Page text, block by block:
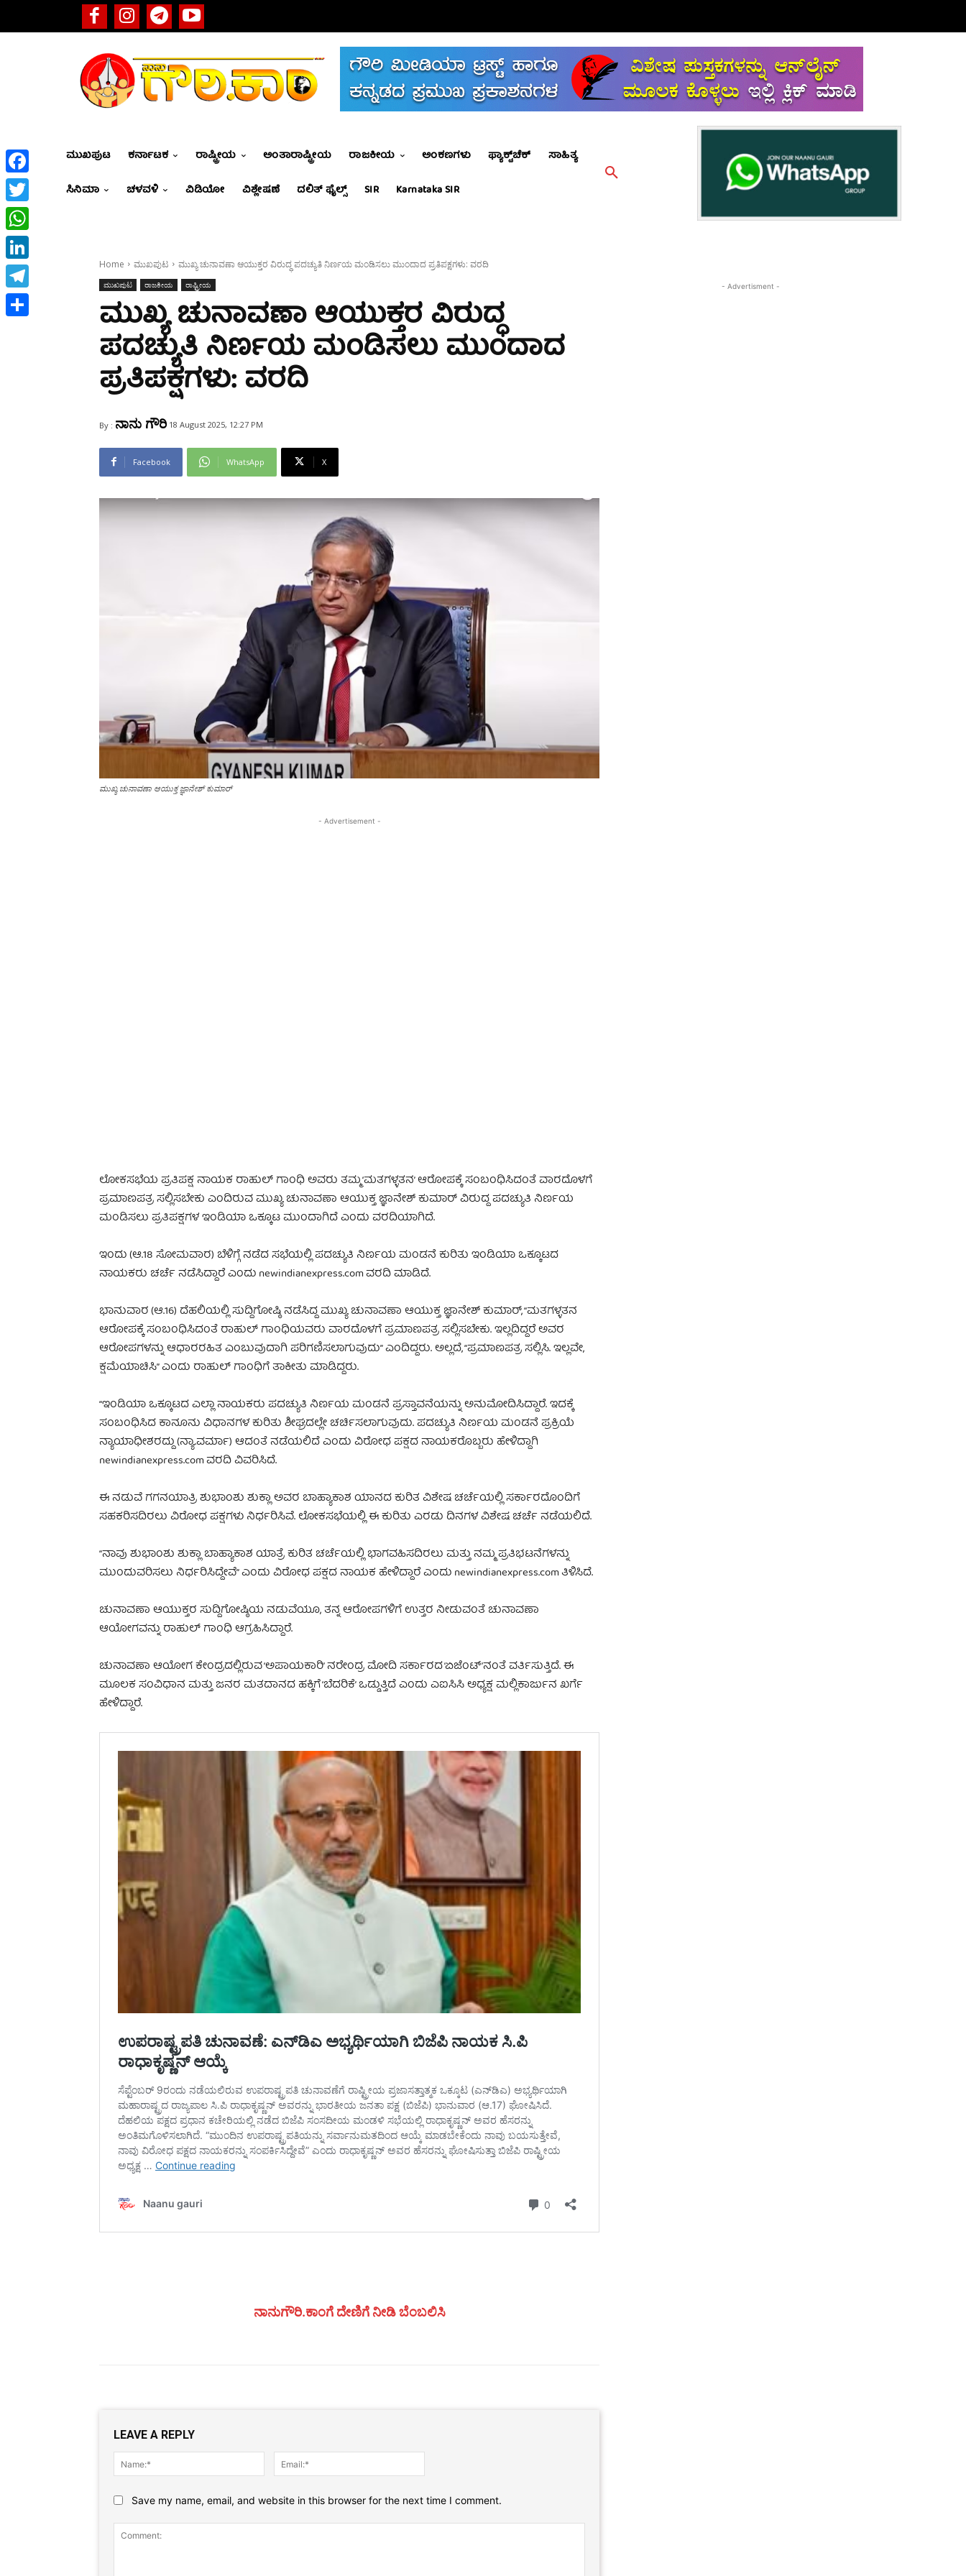
ಮುಖಪುಟ ಕರ್ನಾಟಕ ರಾಷ್ಟ್ರೀಯ ಅಂತಾರಾಷ್ಟ್ರೀಯ ರಾಜಕೀಯ ಅಂಕಣಗಳು ಫ್ಯಾಕ್ಟ್‌ಚೆಕ್
ಸಾಹಿತ್ಯ
ಸಿನಿಮಾ
ಚಳವಳಿ ವಿಡಿಯೋ ವಿಶ್ಲೇಷಣೆ ದಲಿತ್ ಫೈಲ್ಸ್ SIR Karnataka SIR
Home ಮುಖಪುಟ ಮುಖ್ಯ ಚುನಾವಣಾ ಆಯುಕ್ತರ ವಿರುದ್ಧ ಪದಚ್ಯುತಿ ನಿರ್ಣಯ ಮಂಡಿಸಲು ಮುಂದಾದ ಪ್ರತಿಪಕ್ಷಗಳು: ವರದಿ
ಮುಖಪುಟ ರಾಜಕೀಯ ರಾಷ್ಟ್ರೀಯ
ಮುಖ್ಯ ಚುನಾವಣಾ ಆಯುಕ್ತರ ವಿರುದ್ಧ
ಪದಚ್ಯುತಿ ನಿರ್ಣಯ ಮಂಡಿಸಲು ಮುಂದಾದ
ಪ್ರತಿಪಕ್ಷಗಳು: ವರದಿ
By : ನಾನು ಗೌರಿ 18 August 2025, 12:27 PM
Facebook WhatsApp X
ಮುಖ್ಯ ಚುನಾವಣಾ ಆಯುಕ್ತ ಜ್ಞಾನೇಶ್ ಕುಮಾರ್
- Advertisement -
ಲೋಕಸಭೆಯ ಪ್ರತಿಪಕ್ಷ ನಾಯಕ ರಾಹುಲ್ ಗಾಂಧಿ ಅವರು ತಮ್ಮ ‘ಮತಗಳ್ಳತನ’ ಆರೋಪಕ್ಕೆ ಸಂಬಂಧಿಸಿದಂತೆ ವಾರದೊಳಗೆ
ಪ್ರಮಾಣಪತ್ರ ಸಲ್ಲಿಸಬೇಕು ಎಂದಿರುವ ಮುಖ್ಯ ಚುನಾವಣಾ ಆಯುಕ್ತ ಜ್ಞಾನೇಶ್ ಕುಮಾರ್ ವಿರುದ್ದ ಪದಚ್ಯುತಿ ನಿರ್ಣಯ
ಮಂಡಿಸಲು ಪ್ರತಿಪಕ್ಷಗಳ ಇಂಡಿಯಾ ಒಕ್ಕೂಟ ಮುಂದಾಗಿದೆ ಎಂದು ವರದಿಯಾಗಿದೆ.
ಇಂದು (ಆ.18 ಸೋಮವಾರ) ಬೆಳಿಗ್ಗೆ ನಡೆದ ಸಭೆಯಲ್ಲಿ ಪದಚ್ಯುತಿ ನಿರ್ಣಯ ಮಂಡನೆ ಕುರಿತು ಇಂಡಿಯಾ ಒಕ್ಕೂಟದ
ನಾಯಕರು ಚರ್ಚೆ ನಡೆಸಿದ್ದಾರೆ ಎಂದು newindianexpress.com ವರದಿ ಮಾಡಿದೆ.
ಭಾನುವಾರ (ಆ.16) ದೆಹಲಿಯಲ್ಲಿ ಸುದ್ದಿಗೋಷ್ಠಿ ನಡೆಸಿದ್ದ ಮುಖ್ಯ ಚುನಾವಣಾ ಆಯುಕ್ತ ಜ್ಞಾನೇಶ್ ಕುಮಾರ್, “ಮತಗಳ್ಳತನ
ಆರೋಪಕ್ಕೆ ಸಂಬಂಧಿಸಿದಂತೆ ರಾಹುಲ್ ಗಾಂಧಿಯವರು ವಾರದೊಳಗೆ ಪ್ರಮಾಣಪತ್ರ ಸಲ್ಲಿಸಬೇಕು. ಇಲ್ಲದಿದ್ದರೆ ಅವರ
ಆರೋಪಗಳನ್ನು ಆಧಾರರಹಿತ ಎಂಬುವುದಾಗಿ ಪರಿಗಣಿಸಲಾಗುವುದು” ಎಂದಿದ್ದರು. ಅಲ್ಲದೆ, “ಪ್ರಮಾಣಪತ್ರ ಸಲ್ಲಿಸಿ. ಇಲ್ಲವೇ,
ಕ್ಷಮೆಯಾಚಿಸಿ” ಎಂದು ರಾಹುಲ್ ಗಾಂಧಿಗೆ ತಾಕೀತು ಮಾಡಿದ್ದರು.
“ಇಂಡಿಯಾ ಒಕ್ಕೂಟದ ಎಲ್ಲಾ ನಾಯಕರು ಪದಚ್ಯುತಿ ನಿರ್ಣಯ ಮಂಡನೆ ಪ್ರಸ್ತಾವನೆಯನ್ನು ಅನುಮೋದಿಸಿದ್ದಾರೆ. ಇದಕ್ಕೆ
ಸಂಬಂಧಿಸಿದ ಕಾನೂನು ವಿಧಾನಗಳ ಕುರಿತು ಶೀಘ್ರದಲ್ಲೇ ಚರ್ಚಿಸಲಾಗುವುದು. ಪದಚ್ಯುತಿ ನಿರ್ಣಯ ಮಂಡನೆ ಪ್ರಕ್ರಿಯೆ
ನ್ಯಾಯಾಧೀಶರದ್ದು (ನ್ಯಾ.ವರ್ಮಾ) ಆದಂತೆ ನಡೆಯಲಿದೆ ಎಂದು ವಿರೋಧ ಪಕ್ಷದ ನಾಯಕರೊಬ್ಬರು ಹೇಳಿದ್ದಾಗಿ
newindianexpress.com ವರದಿ ವಿವರಿಸಿದೆ.
ಈ ನಡುವೆ ಗಗನಯಾತ್ರಿ ಶುಭಾಂಶು ಶುಕ್ಲಾ ಅವರ ಬಾಹ್ಯಾಕಾಶ ಯಾನದ ಕುರಿತ ವಿಶೇಷ ಚರ್ಚೆಯಲ್ಲಿ ಸರ್ಕಾರದೊಂದಿಗೆ
ಸಹಕರಿಸದಿರಲು ವಿರೋಧ ಪಕ್ಷಗಳು ನಿರ್ಧರಿಸಿವೆ. ಲೋಕಸಭೆಯಲ್ಲಿ ಈ ಕುರಿತು ಎರಡು ದಿನಗಳ ವಿಶೇಷ ಚರ್ಚೆ ನಡೆಯಲಿದೆ.
“ನಾವು ಶುಭಾಂಶು ಶುಕ್ಲಾ ಬಾಹ್ಯಾಕಾಶ ಯಾತ್ರೆ ಕುರಿತ ಚರ್ಚೆಯಲ್ಲಿ ಭಾಗವಹಿಸದಿರಲು ಮತ್ತು ನಮ್ಮ ಪ್ರತಿಭಟನೆಗಳನ್ನು
ಮುಂದುವರಿಸಲು ನಿರ್ಧರಿಸಿದ್ದೇವೆ” ಎಂದು ವಿರೋಧ ಪಕ್ಷದ ನಾಯಕ ಹೇಳಿದ್ದಾರೆ ಎಂದು newindianexpress.com ತಿಳಿಸಿದೆ.
ಚುನಾವಣಾ ಆಯುಕ್ತರ ಸುದ್ದಿಗೋಷ್ಠಿಯ ನಡುವೆಯೂ, ತನ್ನ ಆರೋಪಗಳಿಗೆ ಉತ್ತರ ನೀಡುವಂತೆ ಚುನಾವಣಾ
ಆಯೋಗವನ್ನು ರಾಹುಲ್ ಗಾಂಧಿ ಆಗ್ರಹಿಸಿದ್ದಾರೆ.
ಚುನಾವಣಾ ಆಯೋಗ ಕೇಂದ್ರದಲ್ಲಿರುವ ‘ಅಪಾಯಕಾರಿ’ ನರೇಂದ್ರ ಮೋದಿ ಸರ್ಕಾರದ ‘ಏಜೆಂಟ್’ನಂತೆ ವರ್ತಿಸುತ್ತಿದೆ. ಈ
ಮೂಲಕ ಸಂವಿಧಾನ ಮತ್ತು ಜನರ ಮತದಾನದ ಹಕ್ಕಿಗೆ ‘ಬೆದರಿಕೆ’ ಒಡ್ಡುತ್ತಿದೆ ಎಂದು ಎಐಸಿಸಿ ಅಧ್ಯಕ್ಷ ಮಲ್ಲಿಕಾರ್ಜುನ ಖರ್ಗೆ
ಹೇಳಿದ್ದಾರೆ.
ನಾನುಗೌರಿ.ಕಾಂಗೆ ದೇಣಿಗೆ ನೀಡಿ ಬೆಂಬಲಿಸಿ
LEAVE A REPLY
Name:*
Save my name, email, and website in this browser for the next time I comment.
- Advertisment -
Facebook
Twitter
WhatsApp
LinkedIn
Telegram